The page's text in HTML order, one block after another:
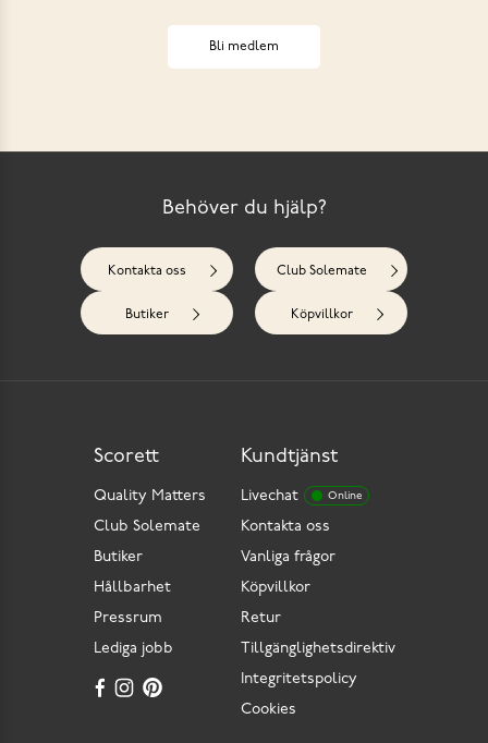
Bli medlem
Behöver du hjälp?
Kontakta oss Club Solemate
Butiker Köpvillkor
Kundtjänst
Livechat Online
Kontakta oss
Vanliga frågor
Köpvillkor
Retur
Tillgänglighetsdirektiv
Integritetspolicy
Cookies
Scorett
Quality Matters
Club Solemate
Butiker
Hållbarhet
Pressrum
Lediga jobb